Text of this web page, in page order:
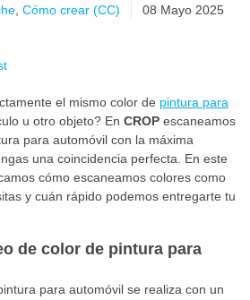
Cómo crear (CC) 08 Mayo 2025
el mismo color de pintura para
u otro objeto? En CROP escaneamos
para automóvil con la máxima
una coincidencia perfecta. En este
cómo escaneamos colores como
y cuán rápido podemos entregarte tu
de color de pintura para
para automóvil se realiza con un